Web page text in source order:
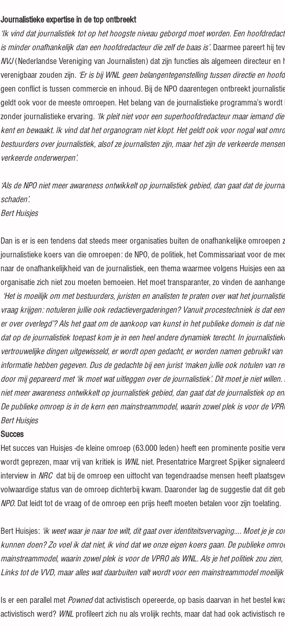
Journalistieke expertise in de top ontbreekt
‘Ik vind dat journalistiek tot op het hoogste niveau geborgd moet worden. Een
is minder onafhankelijk dan een hoofdredacteur die zelf de baas is’. Daarmee pareert hij
NVJ (Nederlandse Vereniging van Journalisten) dat zijn functies als algemeen directeur en
verenigbaar zouden zijn. ‘Er is bij WNL geen belangentegenstelling tussen directie en
geen conflict is tussen commercie en inhoud. Bij de NPO daarentegen ontbreekt
geldt ook voor de meeste omroepen. Het belang van de journalistieke programma’s
zonder journalistieke ervaring. ‘Ik pleit niet voor een superhoofdredacteur maar iemand
kent en bewaakt. Ik vind dat het organogram niet klopt. Het geldt ook voor nogal wat
bestuurders over journalistiek, alsof ze journalisten zijn, maar het zijn de verkeerde
verkeerde onderwerpen’.
‘Als de NPO niet meer awareness ontwikkelt op journalistiek gebied, dan gaat dat de
schaden’.
Bert Huisjes
Dan is er is een tendens dat steeds meer organisaties buiten de onafhankelijke omroepen
journalistieke koers van die omroepen: de NPO, de politiek, het Commissariaat voor de
naar de onafhankelijkheid van de journalistiek, een thema waarmee volgens Huisjes een
organisatie zich niet zou moeten bemoeien. Het moet transparanter, zo vinden de
‘Het is moeilijk om met bestuurders, juristen en analisten te praten over wat het
vraag krijgen: notuleren jullie ook redactievergaderingen? Vanuit procestechniek is dat
er over overlegd’? Als het gaat om de aankoop van kunst in het publieke domein is dat
dat op de journalistiek toepast kom je in een heel andere dynamiek terecht. In
vertrouwelijke dingen uitgewisseld, er wordt open gedacht, er worden namen gebruikt
informatie hebben gegeven. Dus de gedachte bij een jurist ‘maken jullie ook notulen van
door mij gepareerd met ‘ik moet wat uitleggen over de journalistiek’. Dit moet je niet willen.
niet meer awareness ontwikkelt op journalistiek gebied, dan gaat dat de journalistiek op
De publieke omroep is in de kern een mainstreammodel, waarin zowel plek is voor de
Bert Huisjes
Succes
Het succes van Huisjes -de kleine omroep (63.000 leden) heeft een prominente positie
wordt geprezen, maar vrij van kritiek is WNL niet. Presentatrice Margreet Spijker
interview in NRC dat bij de omroep een uittocht van tegendraadse mensen heeft
volwaardige status van de omroep dichterbij kwam. Daaronder lag de suggestie dat dit
NPO. Dat leidt tot de vraag of de omroep een prijs heeft moeten betalen voor zijn toelating.
Bert Huisjes: ‘ik weet waar je naar toe wilt, dit gaat over identiteitsvervaging…. Moet je je
kunnen doen? Zo voel ik dat niet, ik vind dat we onze eigen koers gaan. De publieke
mainstreammodel, waarin zowel plek is voor de VPRO als WNL. Als je het politiek zou
Links tot de VVD, maar alles wat daarbuiten valt wordt voor een mainstreammodel moeilijk’
Is er een parallel met Powned dat activistisch opereerde, op basis daarvan in het bestel
activistisch werd? WNL profileert zich nu als vrolijk rechts, maar dat had ook activistisch